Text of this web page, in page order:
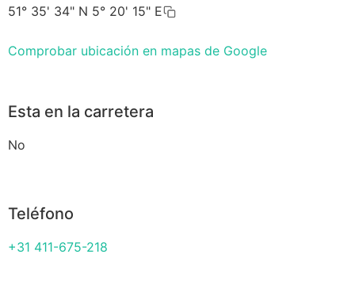
51° 35' 34" N 5° 20' 15" E
Comprobar ubicación en mapas de Google
Esta en la carretera
No
Teléfono
+31 411-675-218